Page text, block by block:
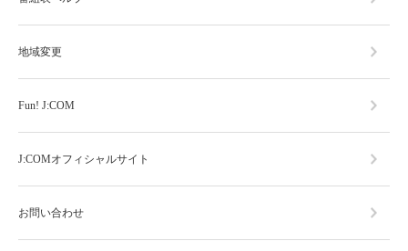
地域変更
Fun! J:COM
J:COMオフィシャルサイト
お問い合わせ